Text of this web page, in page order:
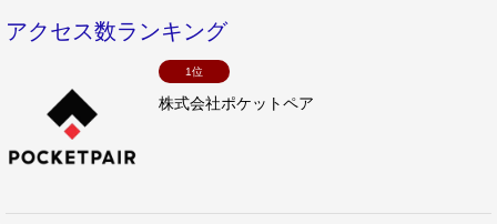
アクセス数ランキング
1位
株式会社ポケットペア